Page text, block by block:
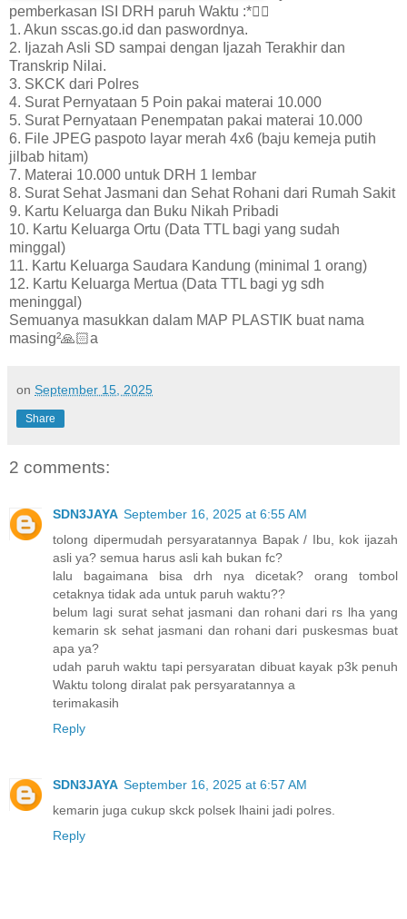
pemberkasan ISI DRH paruh Waktu :*👇🏻
1. Akun sscas.go.id dan paswordnya.
2. Ijazah Asli SD sampai dengan Ijazah Terakhir dan
Transkrip Nilai.
3. SKCK dari Polres
4. Surat Pernyataan 5 Poin pakai materai 10.000
5. Surat Pernyataan Penempatan pakai materai 10.000
6. File JPEG paspoto layar merah 4x6 (baju kemeja putih
jilbab hitam)
7. Materai 10.000 untuk DRH 1 lembar
8. Surat Sehat Jasmani dan Sehat Rohani dari Rumah Sakit
9. Kartu Keluarga dan Buku Nikah Pribadi
10. Kartu Keluarga Ortu (Data TTL bagi yang sudah
minggal)
11. Kartu Keluarga Saudara Kandung (minimal 1 orang)
12. Kartu Keluarga Mertua (Data TTL bagi yg sdh
meninggal)
Semuanya masukkan dalam MAP PLASTIK buat nama
masing²🙏🏻a
on September 15, 2025
Share
2 comments:
SDN3JAYA September 16, 2025 at 6:55 AM
tolong dipermudah persyaratannya Bapak / Ibu, kok ijazah
asli ya? semua harus asli kah bukan fc?
lalu bagaimana bisa drh nya dicetak? orang tombol
cetaknya tidak ada untuk paruh waktu??
belum lagi surat sehat jasmani dan rohani dari rs lha yang
kemarin sk sehat jasmani dan rohani dari puskesmas buat
apa ya?
udah paruh waktu tapi persyaratan dibuat kayak p3k penuh
Waktu tolong diralat pak persyaratannya a
terimakasih
Reply
SDN3JAYA September 16, 2025 at 6:57 AM
kemarin juga cukup skck polsek lhaini jadi polres.
Reply